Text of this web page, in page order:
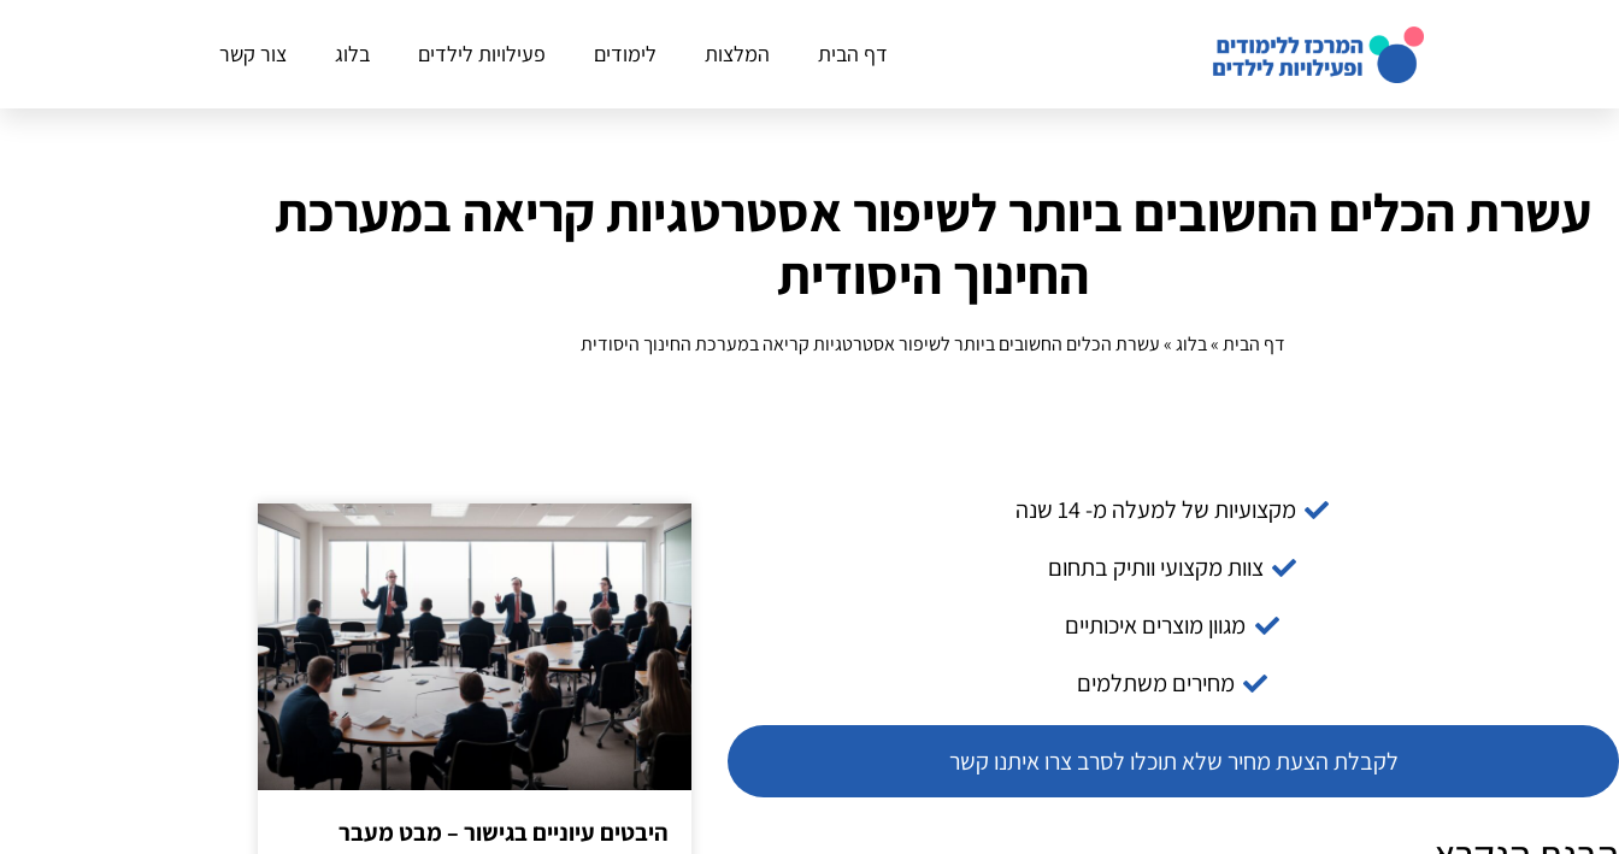
דף הבית המלצות לימודים פעילויות לילדים בלוג צור קשר
עשרת הכלים החשובים ביותר לשיפור אסטרטגיות קריאה במערכת
החינוך היסודית
דף הבית»בלוג»עשרת הכלים החשובים ביותר לשיפור אסטרטגיות קריאה במערכת החינוך היסודית
מקצועיות של למעלה מ- 14 שנה
צוות מקצועי וותיק בתחום
מגוון מוצרים איכותיים
מחירים משתלמים
לקבלת הצעת מחיר שלא תוכלו לסרב צרו איתנו קשר
היבטים עיוניים בגישור – מבט מעבר